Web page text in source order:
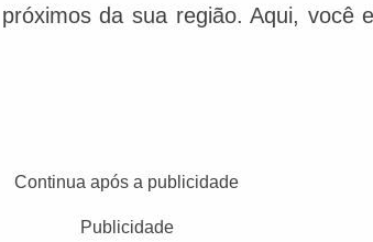
da sua região. Aqui, você
Continua após a publicidade
Publicidade